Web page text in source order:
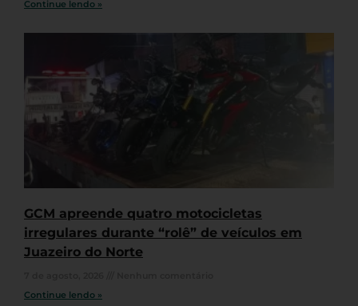
Continue lendo »
GCM apreende quatro motocicletas
irregulares durante “rolê” de veículos em
Juazeiro do Norte
Continue lendo »